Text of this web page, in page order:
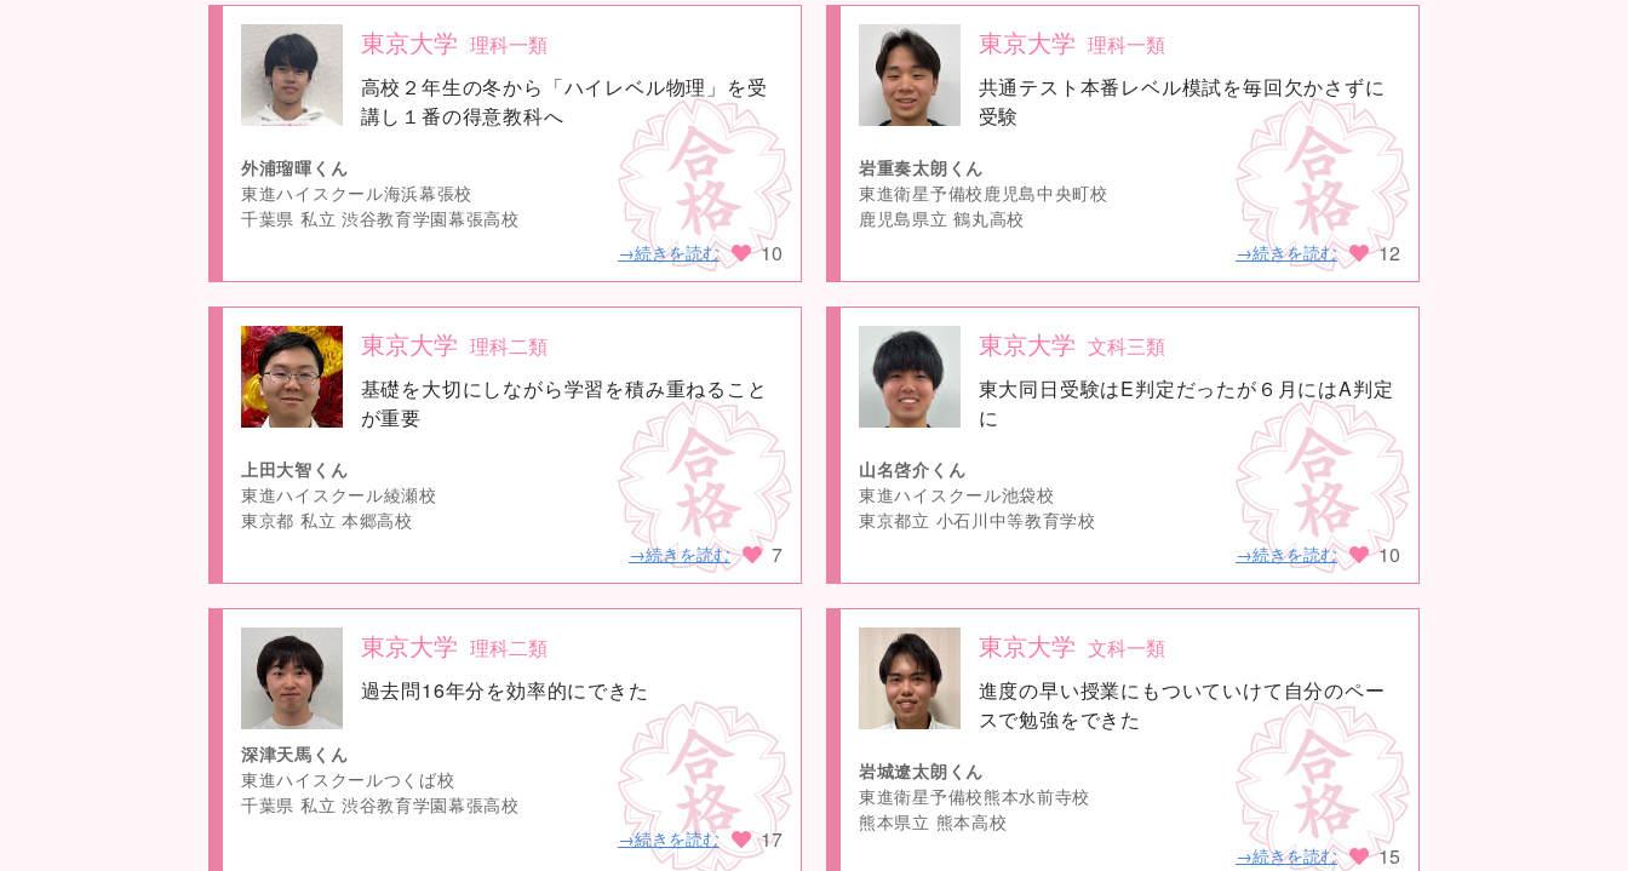
no
image
東京大学 理科一類
高校２年生の冬から「ハイレベル物理」を受
講し１番の得意教科へ
外浦瑠暉くん
東進ハイスクール海浜幕張校
千葉県 私立 渋谷教育学園幕張高校
→続きを読む
10
no
image
東京大学 理科一類
共通テスト本番レベル模試を毎回欠かさずに
受験
岩重奏太朗くん
東進衛星予備校鹿児島中央町校
鹿児島県立 鶴丸高校
→続きを読む
12
no
image
東京大学 理科二類
基礎を大切にしながら学習を積み重ねること
が重要
上田大智くん
東進ハイスクール綾瀬校
東京都 私立 本郷高校
→続きを読む
7
no
image
東京大学 文科三類
東大同日受験はE判定だったが６月にはA判定
に
山名啓介くん
東進ハイスクール池袋校
東京都立 小石川中等教育学校
→続きを読む
10
no
image
東京大学 理科二類
過去問16年分を効率的にできた
深津天馬くん
東進ハイスクールつくば校
千葉県 私立 渋谷教育学園幕張高校
→続きを読む
17
no
image
東京大学 文科一類
進度の早い授業にもついていけて自分のペー
スで勉強をできた
岩城遼太朗くん
東進衛星予備校熊本水前寺校
熊本県立 熊本高校
→続きを読む
15